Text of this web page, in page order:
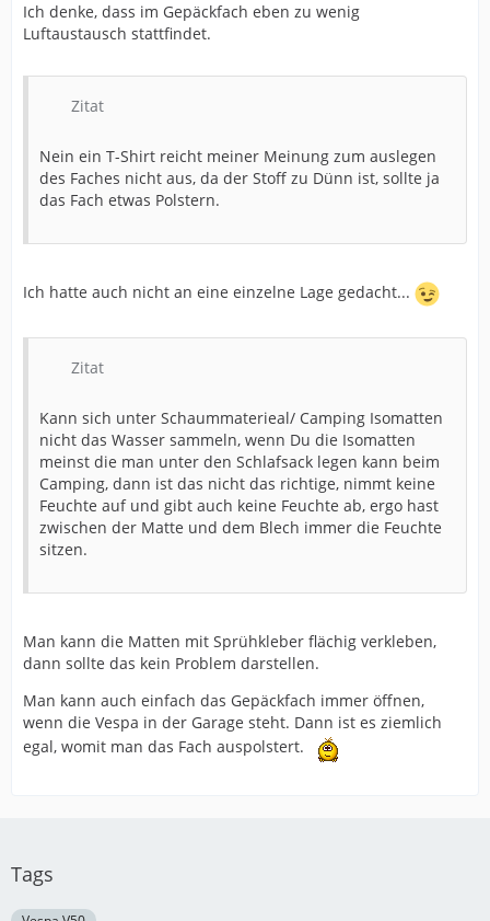
Ich denke, dass im Gepäckfach eben zu wenig
Luftaustausch stattfindet.
Zitat
Nein ein T-Shirt reicht meiner Meinung zum auslegen
des Faches nicht aus, da der Stoff zu Dünn ist, sollte ja
das Fach etwas Polstern.
Ich hatte auch nicht an eine einzelne Lage gedacht...
Zitat
Kann sich unter Schaummaterieal/ Camping Isomatten
nicht das Wasser sammeln, wenn Du die Isomatten
meinst die man unter den Schlafsack legen kann beim
Camping, dann ist das nicht das richtige, nimmt keine
Feuchte auf und gibt auch keine Feuchte ab, ergo hast
zwischen der Matte und dem Blech immer die Feuchte
sitzen.
Man kann die Matten mit Sprühkleber flächig verkleben,
dann sollte das kein Problem darstellen.
Man kann auch einfach das Gepäckfach immer öffnen,
wenn die Vespa in der Garage steht. Dann ist es ziemlich
egal, womit man das Fach auspolstert.
Tags